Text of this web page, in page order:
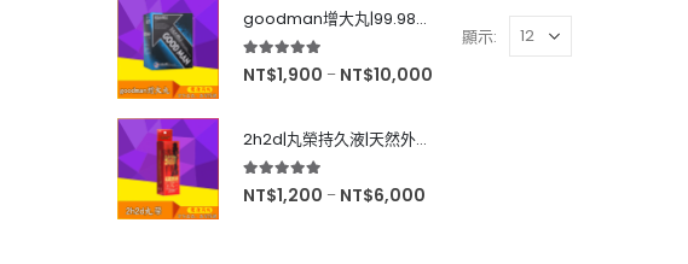
顯示:
goodman增大丸|99.98%有效率|增大後不反彈|效果超好|60粒
5.00 out of 5
NT$1,900 – NT$10,000
2h2d|丸榮持久液|天然外用延時|效果強烈|無色無味|10ml
5.00 out of 5
NT$1,200 – NT$6,000